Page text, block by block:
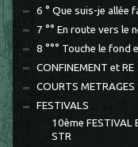
6 ° Que suis-je allée
7 °° En route vers le
8 °°° Touche le fond
CONFINEMENT et RE
COURTS METRAGES
FESTIVALS
10ème FESTIVAL
STR